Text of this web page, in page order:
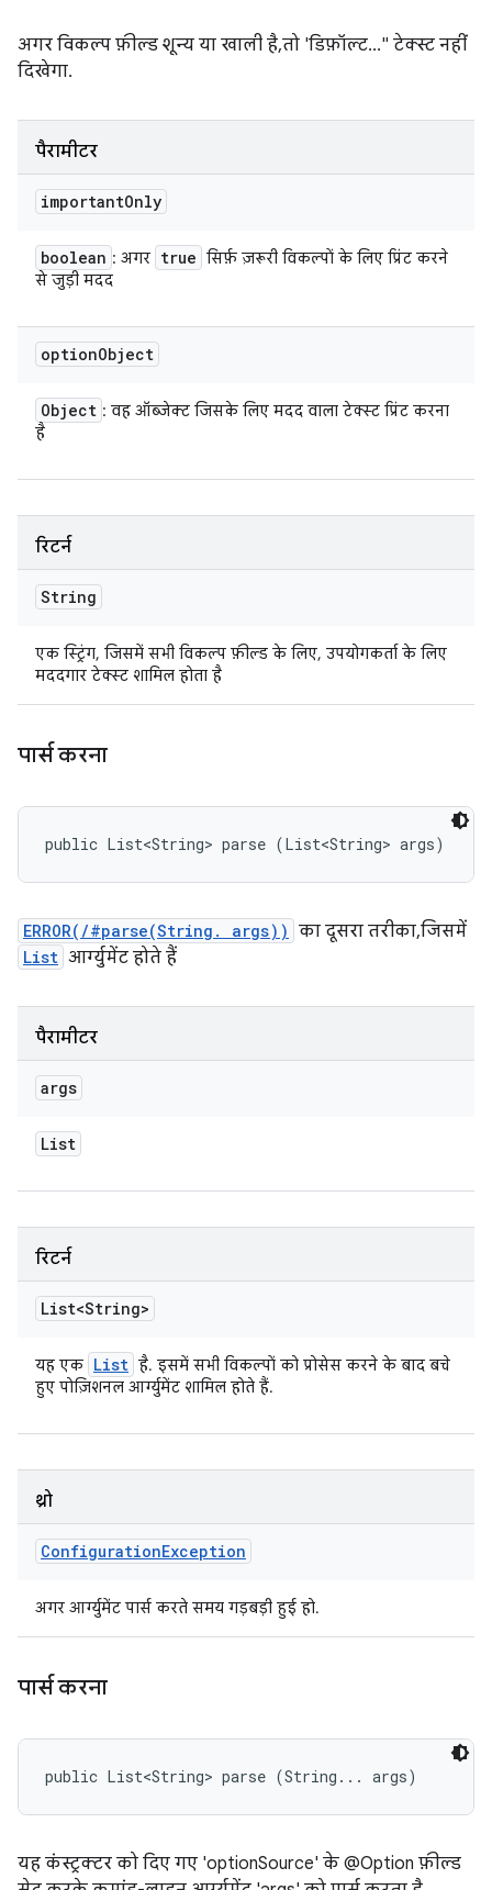
अगर विकल्प फ़ील्ड शून्य या खाली है, तो 'डिफ़ॉल्ट..." टेक्स्ट नहीं
दिखेगा.
पैरामीटर
importantOnly
boolean : अगर true सिर्फ़ ज़रूरी विकल्पों के लिए प्रिंट करने
से जुड़ी मदद
optionObject
Object : वह ऑब्जेक्ट जिसके लिए मदद वाला टेक्स्ट प्रिंट करना
है
रिटर्न
String
एक स्ट्रिंग, जिसमें सभी विकल्प फ़ील्ड के लिए, उपयोगकर्ता के लिए
मददगार टेक्स्ट शामिल होता है
पार्स करना
public List<String> parse (List<String> args)
ERROR(/#parse(String. args)) का दूसरा तरीका, जिसमें
List आर्ग्युमेंट होते हैं
पैरामीटर
args
List
रिटर्न
List<String>
यह एक List है. इसमें सभी विकल्पों को प्रोसेस करने के बाद बचे
हुए पोज़िशनल आर्ग्युमेंट शामिल होते हैं.
थ्रो
ConfigurationException
अगर आर्ग्युमेंट पार्स करते समय गड़बड़ी हुई हो.
पार्स करना
public List<String> parse (String... args)
यह कंस्ट्रक्टर को दिए गए 'optionSource' के @Option फ़ील्ड